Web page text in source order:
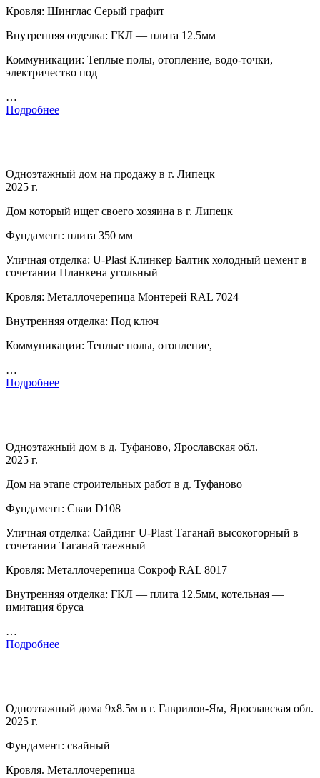
Кровля: Шинглас Серый графит
Внутренняя отделка: ГКЛ — плита 12.5мм
Коммуникации: Теплые полы, отопление, водо-точки,
электричество под
…
Подробнее
Одноэтажный дом на продажу в г. Липецк
2025 г.
Дом который ищет своего хозяина в г. Липецк
Фундамент: плита 350 мм
Уличная отделка: U-Plast Клинкер Балтик холодный цемент в
сочетании Планкена угольный
Кровля: Металлочерепица Монтерей RAL 7024
Внутренняя отделка: Под ключ
Коммуникации: Теплые полы, отопление,
…
Подробнее
Одноэтажный дом в д. Туфаново, Ярославская обл.
2025 г.
Дом на этапе строительных работ в д. Туфаново
Фундамент: Сваи D108
Уличная отделка: Сайдинг U-Plast Таганай высокогорный в
сочетании Таганай таежный
Кровля: Металлочерепица Сокроф RAL 8017
Внутренняя отделка: ГКЛ — плита 12.5мм, котельная —
имитация бруса
…
Подробнее
Одноэтажный дома 9х8.5м в г. Гаврилов-Ям, Ярославская обл.
2025 г.
Фундамент: свайный
Кровля. Металлочерепица